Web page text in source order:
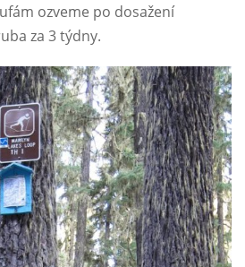
ozveme po dosažení
za 3 týdny.